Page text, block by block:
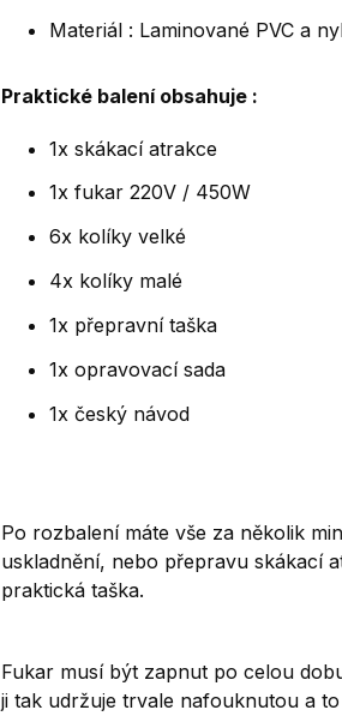
Materiál : Laminované PVC a
Praktické balení obsahuje :
1x skákací atrakce
1x fukar 220V / 450W
6x kolíky velké
4x kolíky malé
1x přepravní taška
1x opravovací sada
1x český návod
Po rozbalení máte vše za několik
uskladnění, nebo přepravu skákací
praktická taška.
Fukar musí být zapnut po celou
ji tak udržuje trvale nafouknutou a